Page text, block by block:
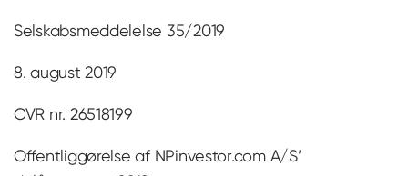
Selskabsmeddelelse 35/2019
8. august 2019
CVR nr. 26518199
Offentliggørelse af NPinvestor.com A/S’